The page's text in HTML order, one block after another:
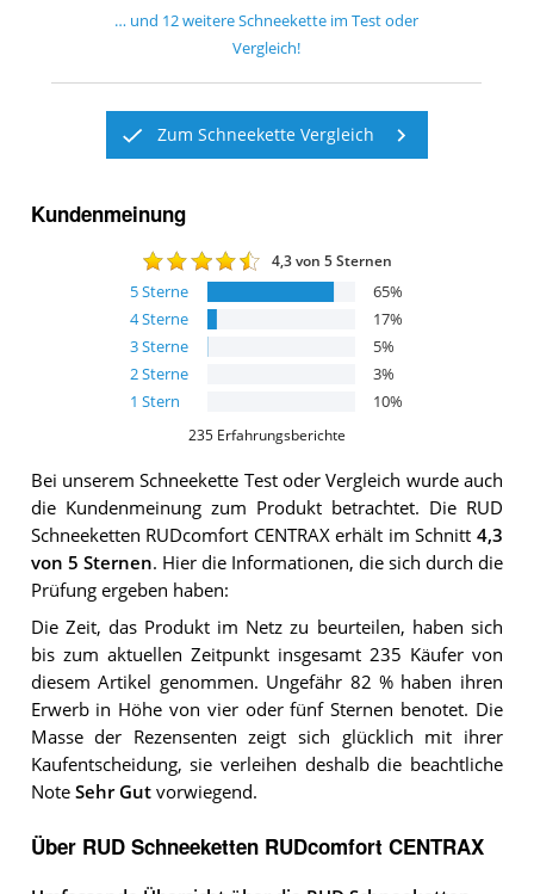
… und 12weitereSchneekette im Test oder
Vergleich!
Zum Schneekette Vergleich
Kundenmeinung
4,3von 5 Sternen
5Sterne 65%
4Sterne 17%
3Sterne 5%
2Sterne 3%
1 Stern 10%
235 Erfahrungsberichte
Bei unseremSchneekette Test oder Vergleich wurde auch
die Kundenmeinung zum Produkt betrachtet. Die RUD
Schneeketten RUDcomfort CENTRAXerhält im Schnitt 4,3
von 5 Sternen. Hier die Informationen, die sich durch die
Prüfung ergeben haben:
Die Zeit, das Produkt im Netz zu beurteilen, haben sich
bis zum aktuellen Zeitpunkt insgesamt 235 Käufer von
diesem Artikel genommen. Ungefähr 82 % haben ihren
Erwerb in Höhe von vier oder fünf Sternen benotet. Die
Masse der Rezensenten zeigt sich glücklich mit ihrer
Kaufentscheidung, sie verleihen deshalb die beachtliche
Note Sehr Gutvorwiegend.
Über RUD Schneeketten RUDcomfort CENTRAX